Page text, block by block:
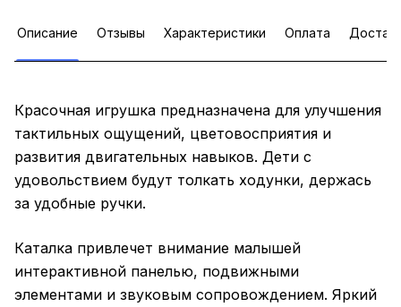
Описание Отзывы Характеристики Оплата
Красочная игрушка предназначена для улучшения
тактильных ощущений, цветовосприятия и
развития двигательных навыков. Дети с
удовольствием будут толкать ходунки, держась
за удобные ручки.
Каталка привлечет внимание малышей
интерактивной панелью, подвижными
элементами и звуковым сопровождением. Яркий